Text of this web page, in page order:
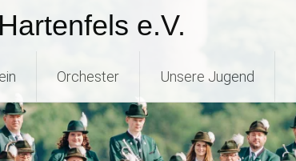
e.V.
Orchester Unsere Jugend